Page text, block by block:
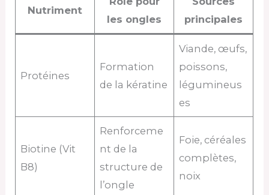
Nutriment
les ongles
principales
Protéines
Formation
de la kératine
Viande, œufs,
poissons,
légumineus
es
Biotine (Vit
B8)
Renforceme
nt de la
structure de
l’ongle
Foie, céréales
complètes,
noix